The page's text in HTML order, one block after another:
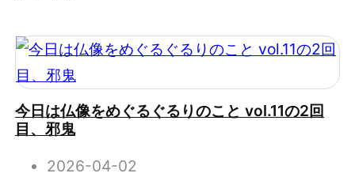
今日は仏像をめぐるぐるりのこと vol.11の2回
目、邪鬼
2026-04-02